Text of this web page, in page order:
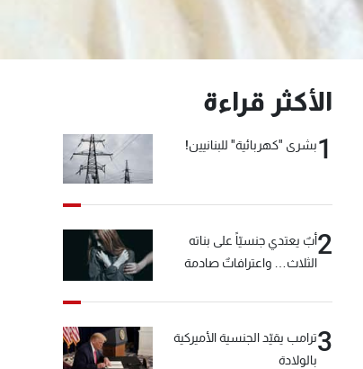
الأكثر قراءة
1بشرى "كهربائية" للبنانيين!
2أبٌ يعتدي جنسيّاً على بناته
الثلاث… واعترافاتٌ صادمة
3ترامب يقيّد الجنسية الأميركية
بالولادة